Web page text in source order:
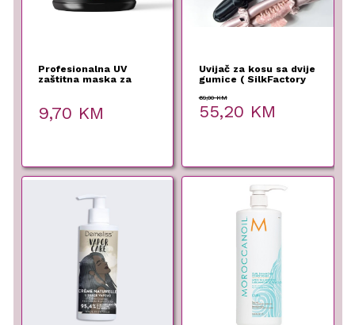
Profesionalna UV
zaštitna maska za
9,70 KM
Uvijač za kosu sa dvije
gumice ( SilkFactory
69,00KM
Original
price
55,20 KM
Current
price